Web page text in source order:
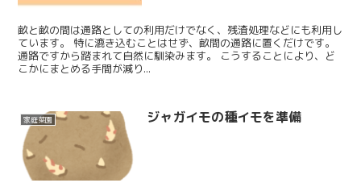
畝と畝の間は通路としての利用だけでなく、残渣処理などにも利用し
ています。 特に漉き込むことはせず、畝間の通路に置くだけです。
通路ですから踏まれて自然に馴染みます。 こうすることにより、ど
こかにまとめる手間が減り...
家庭菜園 ジャガイモの種イモを準備